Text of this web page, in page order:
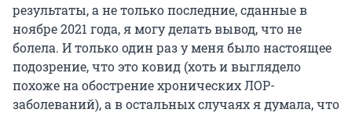
результаты, а не только последние, сданные в
ноябре 2021 года, я могу делать вывод, что не
болела. И только один раз у меня было настоящее
подозрение, что это ковид (хоть и выглядело
похоже на обострение хронических ЛОР-
заболеваний), а в остальных случаях я думала, что